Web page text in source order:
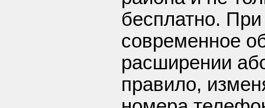
бесплатно.
современное
расширении
правило,